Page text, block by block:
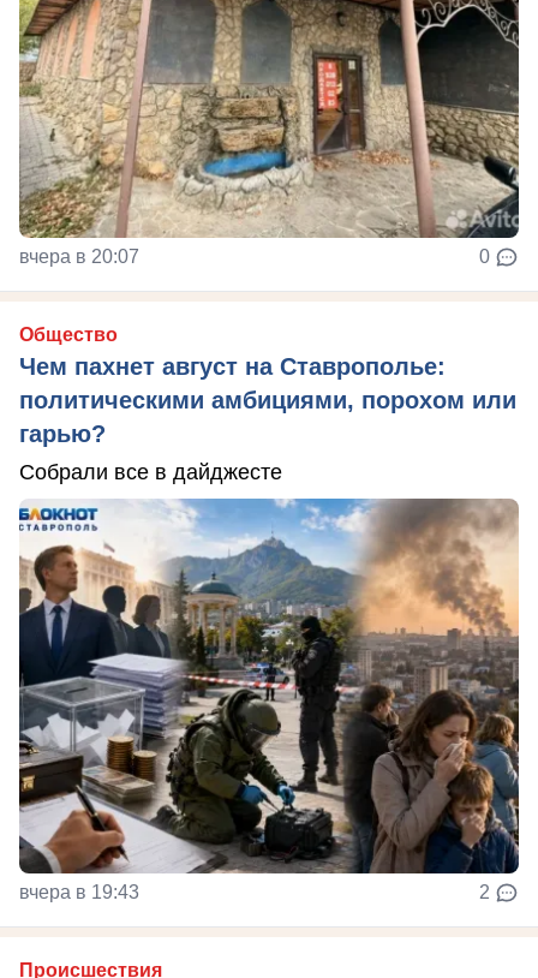
вчера в 20:07 0
Общество
Чем пахнет август на Ставрополье:
политическими амбициями, порохом или
гарью?
Собрали все в дайджесте
вчера в 19:43 2
Происшествия